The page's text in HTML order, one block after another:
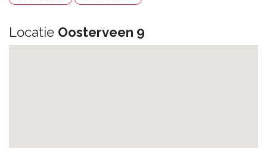
Locatie Oosterveen 9